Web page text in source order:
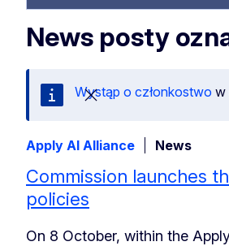
News posty
Zamknij tę wiadomość
Wystąp o członkostwo w
Apply AI Alliance News
Commission launches
policies
On 8 October, within the